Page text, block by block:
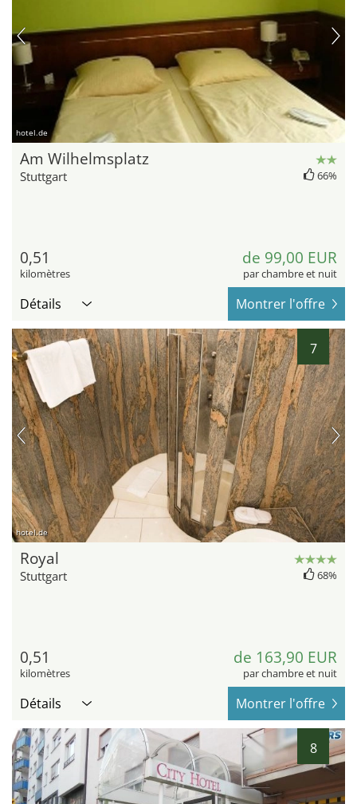
hotel.de
Am Wilhelmsplatz
Stuttgart 66%
0,51
kilomètres
de 99,00 EUR
par chambre et nuit
Détails Montrer l'offre
7
hotel.de
Royal
Stuttgart 68%
0,51
kilomètres
de 163,90 EUR
par chambre et nuit
Détails Montrer l'offre
8